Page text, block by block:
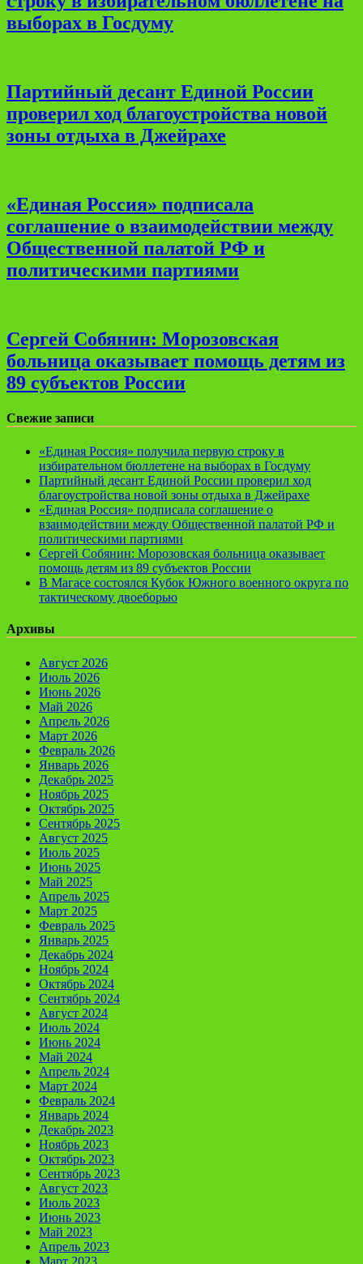
выборах в Госдуму
Партийный десант Единой России
проверил ход благоустройства новой
зоны отдыха в Джейрахе
«Единая Россия» подписала
соглашение о взаимодействии между
Общественной палатой РФ и
политическими партиями
Сергей Собянин: Морозовская
больница оказывает помощь детям из
89 субъектов России
Свежие записи
«Единая Россия» получила первую строку в
избирательном бюллетене на выборах в Госдуму
Партийный десант Единой России проверил ход
благоустройства новой зоны отдыха в Джейрахе
«Единая Россия» подписала соглашение о
взаимодействии между Общественной палатой РФ и
политическими партиями
Сергей Собянин: Морозовская больница оказывает
помощь детям из 89 субъектов России
В Магасе состоялся Кубок Южного военного округа по
тактическому двоеборью
Архивы
Август 2026
Июль 2026
Июнь 2026
Май 2026
Апрель 2026
Март 2026
Февраль 2026
Январь 2026
Декабрь 2025
Ноябрь 2025
Октябрь 2025
Сентябрь 2025
Август 2025
Июль 2025
Июнь 2025
Май 2025
Апрель 2025
Март 2025
Февраль 2025
Январь 2025
Декабрь 2024
Ноябрь 2024
Октябрь 2024
Сентябрь 2024
Август 2024
Июль 2024
Июнь 2024
Май 2024
Апрель 2024
Март 2024
Февраль 2024
Январь 2024
Декабрь 2023
Ноябрь 2023
Октябрь 2023
Сентябрь 2023
Август 2023
Июль 2023
Июнь 2023
Май 2023
Апрель 2023
Март 2023